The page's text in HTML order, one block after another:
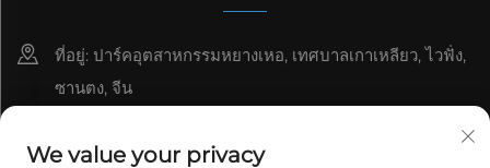
ที่อยู่: ปาร์คอุตสาหกรรมหยางเหอ, เทศบาลเกาเหลียว, ไวฟั่ง,
ซานตง, จีน
We value your privacy